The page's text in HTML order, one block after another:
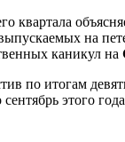
квартала
на
каникул на
по итогам
этого